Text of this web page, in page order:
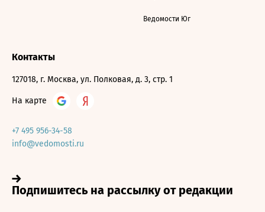
Ведомости Юг
Контакты
127018, г. Москва, ул. Полковая, д. 3, стр. 1
На карте
+7 495 956-34-58
info@vedomosti.ru